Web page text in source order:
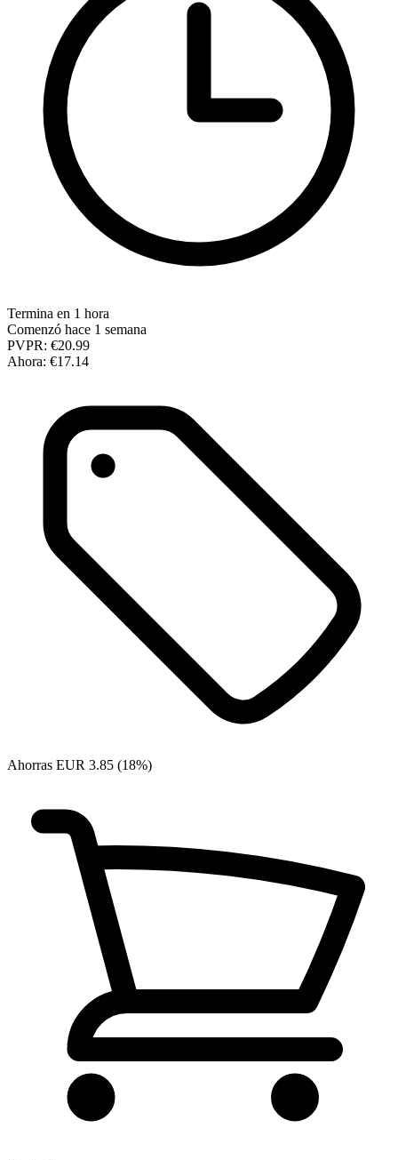
Termina en 1 hora
Comenzó hace 1 semana
PVPR: €20.99
Ahora: €17.14
Ahorras EUR 3.85 (18%)